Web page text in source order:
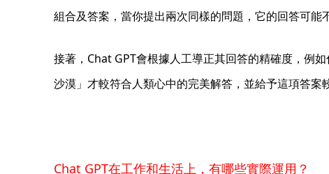
組合及答案，當你提出兩次同樣的問題，它的回答可能
接著，Chat GPT會根據人工導正其回答的精確度，例
沙漠」才較符合人類心中的完美解答，並給予這項答案
Chat GPT在工作和生活上，有哪些實際運用？